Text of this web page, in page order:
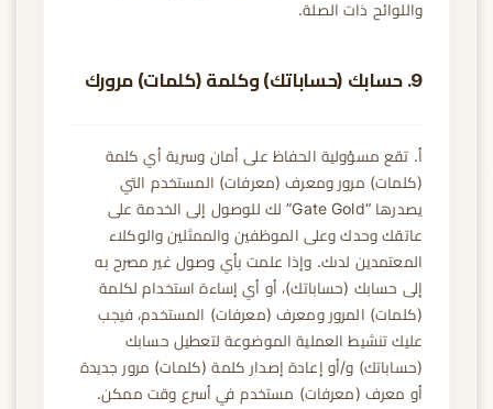
واللوائح ذات الصلة.
9. حسابك (حساباتك) وكلمة (كلمات) مرورك
أ. تقع مسؤولية الحفاظ على أمان وسرية أي كلمة
(كلمات) مرور ومعرف (معرفات) المستخدم التي
يصدرها “Gate Gold” لك للوصول إلى الخدمة على
عاتقك وحدك وعلى الموظفين والممثلين والوكلاء
المعتمدين لدىك. وإذا علمت بأي وصول غير مصرح به
إلى حسابك (حساباتك)، أو أي إساءة استخدام لكلمة
(كلمات) المرور ومعرف (معرفات) المستخدم، فيجب
عليك تنشيط العملية الموضوعة لتعطيل حسابك
(حساباتك) و/أو إعادة إصدار كلمة (كلمات) مرور جديدة
أو معرف (معرفات) مستخدم في أسرع وقت ممكن.